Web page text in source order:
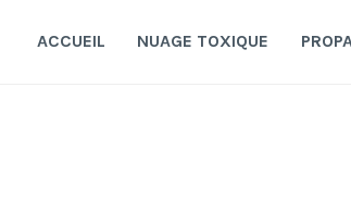
ACCUEIL NUAGE TOXIQUE